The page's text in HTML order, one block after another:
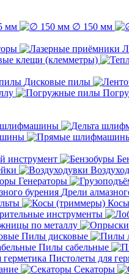
мм ∅ 150 мм
клещи (клемметры)
Дисковые пилы
инструмент
Генераторы
Дрели
инструменты
по металлу
Пилы дисковые
Пилы сабельные
Пистолеты для
Секаторы